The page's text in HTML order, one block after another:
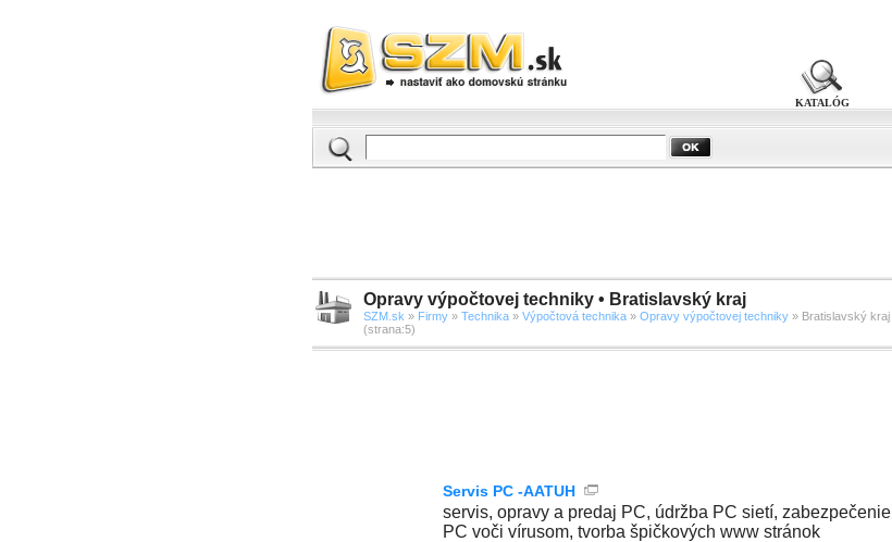
KATALÓG
Opravy výpočtovej techniky • Bratislavský kraj
SZM.sk » Firmy » Technika » Výpočtová technika » Opravy výpočtovej techniky » Bratislavský kraj
(strana:5)
Servis PC -AATUH
servis, opravy a predaj PC, údržba PC sietí, zabezpečenie
PC voči vírusom, tvorba špičkových www stránok